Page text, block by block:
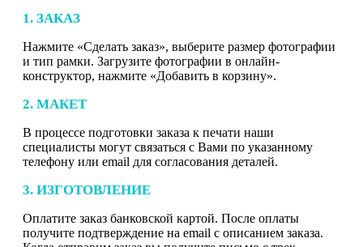
1. ЗАКАЗ
Нажмите «Сделать заказ», выберите размер фотографии
и тип рамки. Загрузите фотографии в онлайн-
конструктор, нажмите «Добавить в корзину».
2. МАКЕТ
В процессе подготовки заказа к печати наши
специалисты могут связаться с Вами по указанному
телефону или email для согласования деталей.
3. ИЗГОТОВЛЕНИЕ
Оплатите заказ банковской картой. После оплаты
получите подтверждение на email с описанием заказа.